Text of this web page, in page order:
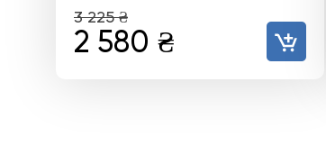
3 225₴
Первоначальная
2 580 ₴ Текущая